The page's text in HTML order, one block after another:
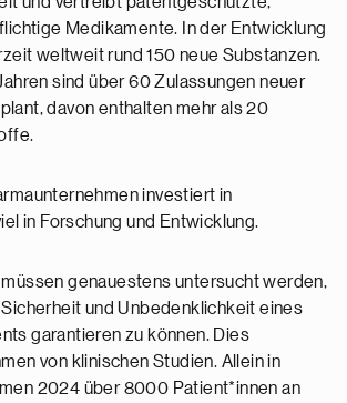
Medikamente. In der Entwicklung
weltweit rund 150 neue Substanzen.
sind über 60 Zulassungen neuer
davon enthalten mehr als 20
investiert in
in Forschung und Entwicklung.
genauestens untersucht werden,
und Unbedenklichkeit eines
garantieren zu können. Dies
von klinischen Studien. Allein in
2024 über 8000 Patient*innen an